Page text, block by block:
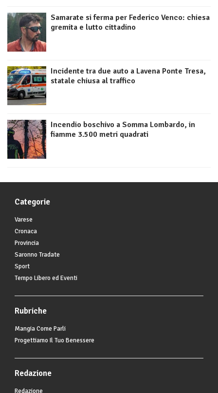
Samarate si ferma per Federico Venco: chiesa
gremita e lutto cittadino
Incidente tra due auto a Lavena Ponte Tresa,
statale chiusa al traffico
Incendio boschivo a Somma Lombardo, in
fiamme 3.500 metri quadrati
Categorie
Varese
Cronaca
Provincia
Saronno Tradate
Sport
Tempo Libero ed Eventi
Rubriche
Mangia Come Parli
Progettiamo Il Tuo Benessere
Redazione
Redazione